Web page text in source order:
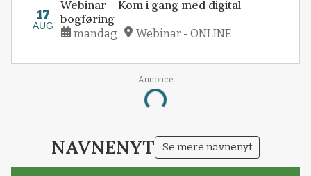
17
AUG
Webinar – Kom i gang med digital
bogføring
mandag Webinar - ONLINE
Annonce
Loading...
NAVNENYT Se mere navnenyt